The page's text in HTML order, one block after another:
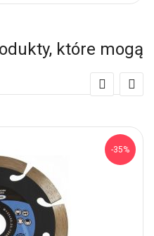
które mogą
-35%